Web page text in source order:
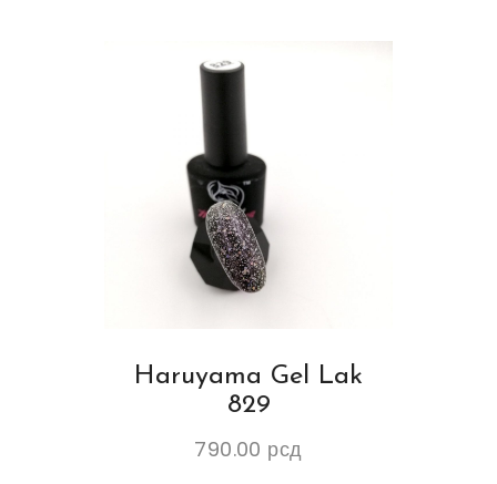
Haruyama Gel Lak
829
790.00 рсд